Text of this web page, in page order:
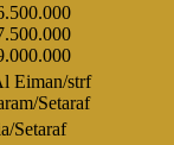
Eiman/strf
Setaraf
Setaraf